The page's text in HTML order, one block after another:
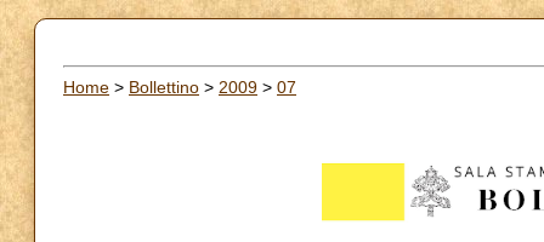
Home > Bollettino > 2009 > 07